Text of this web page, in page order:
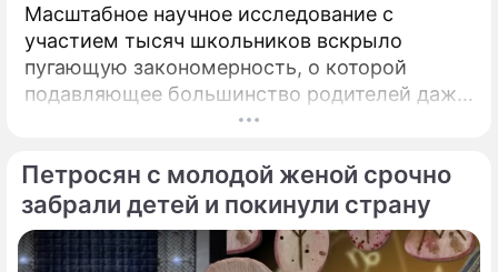
Масштабное научное исследование с
участием тысяч школьников вскрыло
пугающую закономерность, о которой
подавляющее большинство родителей даже
не догадывалось. Привычка дарить ребенку
социальным сетям в младшем
подростковом возрасте обворачивается
скрытым провалом в учебе.
Петросян с молодой женой срочно
забрали детей и покинули страну